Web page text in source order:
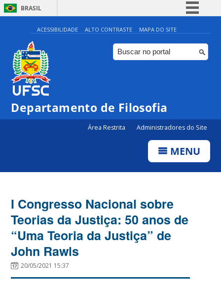
BRASIL
Simplifique!
Comunica BR
Participe
Canais
ACESSIBILIDADE ALTO CONTRASTE MAPA DO SITE
Departamento de Filosofia
Área Restrita Administradores do Site
MENU
I Congresso Nacional sobre
Teorias da Justiça: 50 anos de
“Uma Teoria da Justiça” de
John Rawls
20/05/2021 15:37